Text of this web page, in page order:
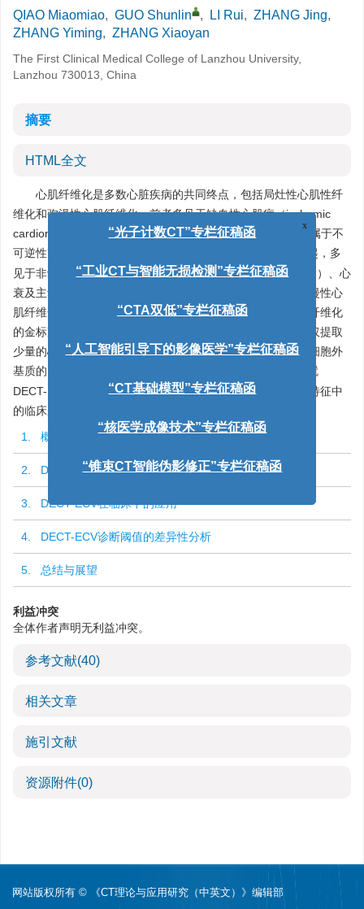
QIAO Miaomiao, GUO Shunlin , LI Rui, ZHANG Jing,
ZHANG Yiming, ZHANG Xiaoyan
The First Clinical Medical College of Lanzhou University,
Lanzhou 730013, China
摘要
HTML全文
心肌纤维化是多数心脏疾病的共同终点，包括局灶性心肌性纤
维化和弥漫性心肌纤维化，前者多见于缺血性心肌病（ischemic
cardiomyopathy，ICM）、心肌炎等引起的替代性纤维化，属于不
可逆性改变
，后者则因心肌间质中胶原纤维弥漫性沉积引起，多
见于非缺血性心肌病（nonischemic cardiomyopathy，NICM）、心
衰及主动脉瓣狭窄等心脏疾患，早期抗纤维化治疗可逆转弥漫性心
肌纤维化带来的心室重构。目前心肌活检被认为是评估心肌纤维化
的金标准，但它是一种侵入性操作，具有手术风险，且每次仅提取
少量的心肌组织，容易带来误差。ECV可以量化心肌组织中细胞外
基质的比例，对心肌纤维化进行非侵入性定量评估
。本文就
DECT-ECV的测量方法、扫描方案及其在评估心肌细胞组织特征中
的临床应用进展、局限性及未来发展方向进行综述。
1. 概述
2. DECT-ECV的测量方法及扫描方案
3. DECT-ECV在临床中的应用
4. DECT-ECV诊断阈值的差异性分析
5. 总结与展望
利益冲突
全体作者声明无利益冲突。
参考文献(40)
相关文章
施引文献
资源附件(0)
网站版权所有 © 《CT理论与应用研究（中英文）》编辑部
x
“光子计数CT”专栏征稿函
“工业CT与智能无损检测”专栏征稿函
“CTA双低”专栏征稿函
“人工智能引导下的影像医学”专栏征稿函
“CT基础模型”专栏征稿函
“核医学成像技术”专栏征稿函
“锥束CT智能伪影修正”专栏征稿函